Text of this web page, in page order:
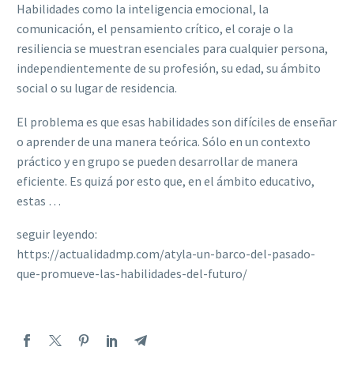
Habilidades como la inteligencia emocional, la
comunicación, el pensamiento crítico, el coraje o la
resiliencia se muestran esenciales para cualquier persona,
independientemente de su profesión, su edad, su ámbito
social o su lugar de residencia.
El problema es que esas habilidades son difíciles de enseñar
o aprender de una manera teórica. Sólo en un contexto
práctico y en grupo se pueden desarrollar de manera
eficiente. Es quizá por esto que, en el ámbito educativo,
estas …
seguir leyendo:
https://actualidadmp.com/atyla-un-barco-del-pasado-
que-promueve-las-habilidades-del-futuro/